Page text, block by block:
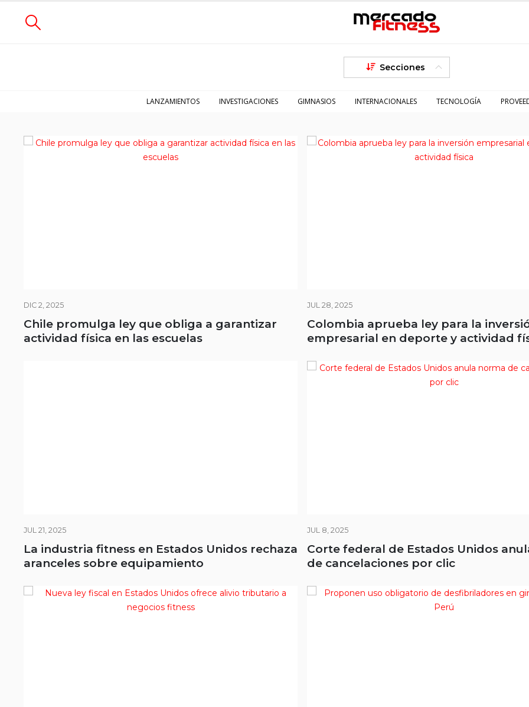
Secciones
LANZAMIENTOS INVESTIGACIONES GIMNASIOS INTERNACIONALES TECNOLOGÍA
DIC 2, 2025
Chile promulga ley que obliga a garantizar
actividad física en las escuelas
JUL 28, 2025
Colombia aprueba ley para la
empresarial en deporte y actividad
JUL 21, 2025
La industria fitness en Estados Unidos rechaza
aranceles sobre equipamiento
JUL 8, 2025
Corte federal de Estados Unidos
de cancelaciones por clic